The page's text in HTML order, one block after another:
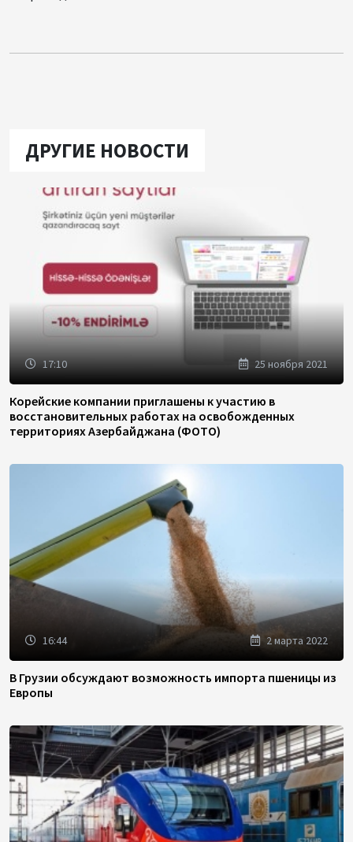
ДРУГИЕ НОВОСТИ
17:10 25 ноября 2021
Корейские компании приглашены к участию в
восстановительных работах на освобожденных
территориях Азербайджана (ФОТО)
16:44 2 марта 2022
В Грузии обсуждают возможность импорта пшеницы из
Европы